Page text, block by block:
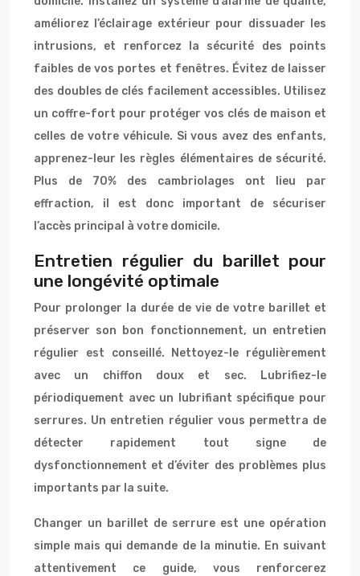
améliorez l’éclairage extérieur pour dissuader les
intrusions, et renforcez la sécurité des points
faibles de vos portes et fenêtres. Évitez de laisser
des doubles de clés facilement accessibles. Utilisez
un coffre-fort pour protéger vos clés de maison et
celles de votre véhicule. Si vous avez des enfants,
apprenez-leur les règles élémentaires de sécurité.
Plus de 70% des cambriolages ont lieu par
effraction, il est donc important de sécuriser
l’accès principal à votre domicile.
Entretien régulier du barillet pour
une longévité optimale
Pour prolonger la durée de vie de votre barillet et
préserver son bon fonctionnement, un entretien
régulier est conseillé. Nettoyez-le régulièrement
avec un chiffon doux et sec. Lubrifiez-le
périodiquement avec un lubrifiant spécifique pour
serrures. Un entretien régulier vous permettra de
détecter rapidement tout signe de
dysfonctionnement et d’éviter des problèmes plus
importants par la suite.
Changer un barillet de serrure est une opération
simple mais qui demande de la minutie. En suivant
attentivement ce guide, vous renforcerez